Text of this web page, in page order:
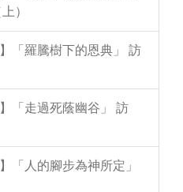
）
「羅騰樹下的恩典」 訪
「走過死蔭幽谷」 訪
「人的腳步為神所定」